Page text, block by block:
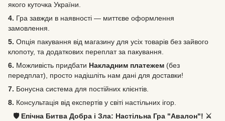
якого куточка України.
4. Гра завжди в наявності — миттєве оформлення
замовлення.
5. Опція пакування від магазину для усіх товарів без зайвого
клопоту, та додаткових переплат за пакування.
6. Можливість придбати Накладним платежем (без
передплат), просто надішліть нам дані для доставки!
7. Бонусна система для постійних клієнтів.
8. Консультація від експертів у світі настільних ігор.
🛡️ Епічна Битва Добра і Зла: Настільна Гра "Авалон"! ⚔️